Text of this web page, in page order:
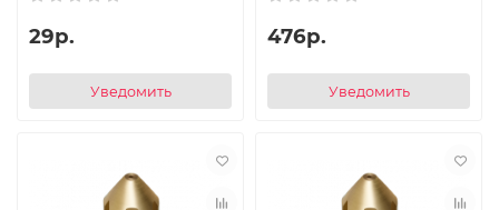
29р.
Уведомить
476р.
Уведомить